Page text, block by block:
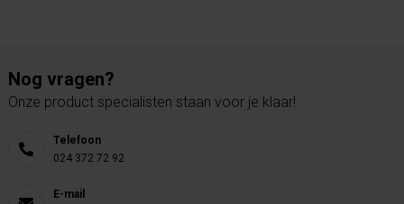
Nog vragen?
Onze product specialisten staan voor je klaar!
Telefoon
024 372 72 92
E-mail